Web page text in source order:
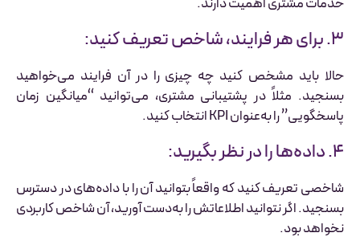
۳. برای هر فرایند، شاخص تعریف کنید:
حالا باید مشخص کنید چه چیزی را در آن فرایند می‌خواهید
بسنجید. مثلاً در پشتیبانی مشتری، می‌توانید “میانگین زمان
پاسخگویی” را به‌عنوان KPI انتخاب کنید.
۴. داده‌ها را در نظر بگیرید:
شاخصی تعریف کنید که واقعاً بتوانید آن را با داده‌های در دسترس
بسنجید. اگر نتوانید اطلاعاتش را به‌دست آورید، آن شاخص کاربردی
نخواهد بود.